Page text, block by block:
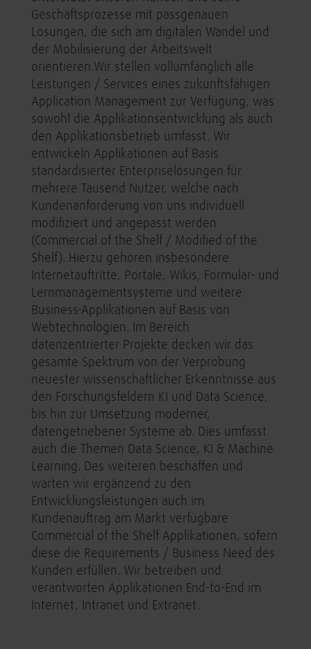
Geschäftsprozesse mit passgenauen
Lösungen, die sich am digitalen Wandel und
der Mobilisierung der Arbeitswelt
orientieren.Wir stellen vollumfänglich alle
Leistungen / Services eines zukunftsfähigen
Application Management zur Verfügung, was
sowohl die Applikationsentwicklung als auch
den Applikationsbetrieb umfasst. Wir
entwickeln Applikationen auf Basis
standardisierter Enterpriselösungen für
mehrere Tausend Nutzer, welche nach
Kundenanforderung von uns individuell
modifiziert und angepasst werden
(Commercial of the Shelf / Modified of the
Shelf). Hierzu gehören insbesondere
Internetauftritte, Portale, Wikis, Formular- und
Lernmanagementsysteme und weitere
Business-Applikationen auf Basis von
Webtechnologien. Im Bereich
datenzentrierter Projekte decken wir das
gesamte Spektrum von der Verprobung
neuester wissenschaftlicher Erkenntnisse aus
den Forschungsfeldern KI und Data Science,
bis hin zur Umsetzung moderner,
datengetriebener Systeme ab. Dies umfasst
auch die Themen Data Science, KI & Machine
Learning. Des weiteren beschaffen und
warten wir ergänzend zu den
Entwicklungsleistungen auch im
Kundenauftrag am Markt verfügbare
Commercial of the Shelf Applikationen, sofern
diese die Requirements / Business Need des
Kunden erfüllen. Wir betreiben und
verantworten Applikationen End-to-End im
Internet, Intranet und Extranet.